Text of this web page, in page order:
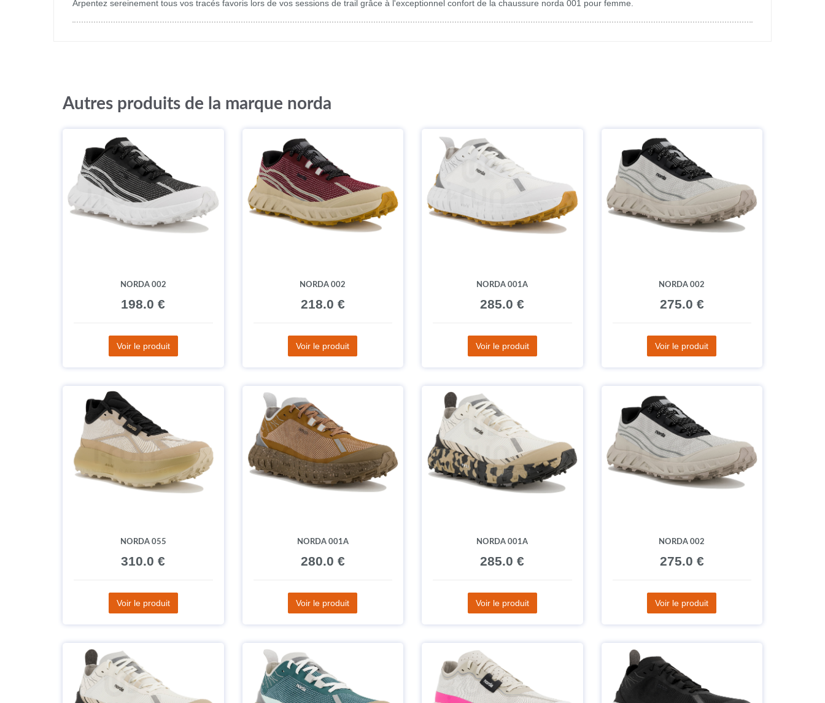
Arpentez sereinement tous vos tracés favoris lors de vos sessions de trail grâce à l'exceptionnel confort de la chaussure norda 001 pour femme.
Autres produits de la marque norda
NORDA 002
198.0 €
Voir le produit
NORDA 002
218.0 €
Voir le produit
NORDA 001A
285.0 €
Voir le produit
NORDA 002
275.0 €
Voir le produit
NORDA 055
310.0 €
Voir le produit
NORDA 001A
280.0 €
Voir le produit
NORDA 001A
285.0 €
Voir le produit
NORDA 002
275.0 €
Voir le produit